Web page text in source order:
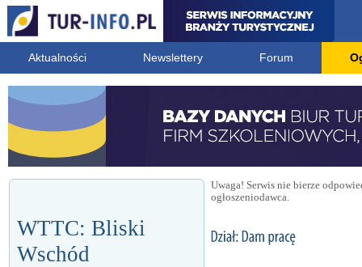
Aktualności Newslettery Forum
WTTC: Bliski
Wschód
Uwaga! Serwis nie bierze
ogłoszeniodawca.